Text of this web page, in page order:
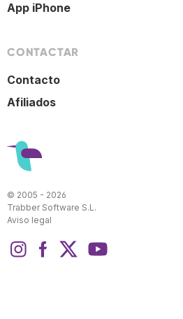
App iPhone
CONTACTAR
Contacto
Afiliados
© 2005 - 2026
Trabber Software S.L.
Aviso legal